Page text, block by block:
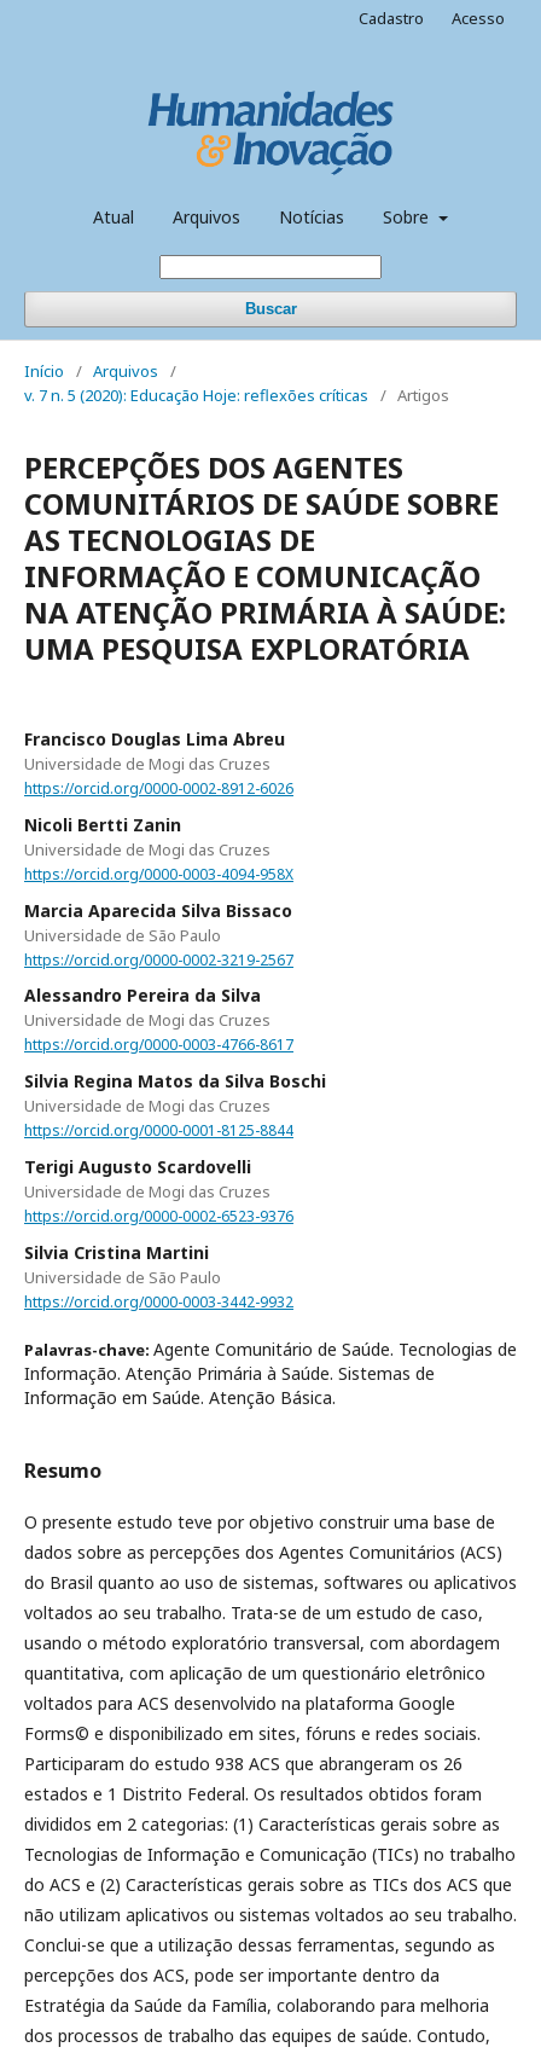
Atual Arquivos Notícias Sobre
Buscar
Cadastro Acesso
Início / Arquivos
/
v. 7 n. 5 (2020): Educação Hoje: reflexões críticas
/ Artigos
PERCEPÇÕES DOS AGENTES
COMUNITÁRIOS DE SAÚDE SOBRE
AS TECNOLOGIAS DE
INFORMAÇÃO E COMUNICAÇÃO
NA ATENÇÃO PRIMÁRIA À SAÚDE:
UMA PESQUISA EXPLORATÓRIA
Francisco Douglas Lima Abreu
Universidade de Mogi das Cruzes
https://orcid.org/0000-0002-8912-6026
Nicoli Bertti Zanin
Universidade de Mogi das Cruzes
https://orcid.org/0000-0003-4094-958X
Marcia Aparecida Silva Bissaco
Universidade de São Paulo
https://orcid.org/0000-0002-3219-2567
Alessandro Pereira da Silva
Universidade de Mogi das Cruzes
https://orcid.org/0000-0003-4766-8617
Silvia Regina Matos da Silva Boschi
Universidade de Mogi das Cruzes
https://orcid.org/0000-0001-8125-8844
Terigi Augusto Scardovelli
Universidade de Mogi das Cruzes
https://orcid.org/0000-0002-6523-9376
Silvia Cristina Martini
Universidade de São Paulo
https://orcid.org/0000-0003-3442-9932
Palavras-chave: Agente Comunitário de Saúde. Tecnologias de
Informação. Atenção Primária à Saúde. Sistemas de
Informação em Saúde. Atenção Básica.
Resumo
O presente estudo teve por objetivo construir uma base de
dados sobre as percepções dos Agentes Comunitários (ACS)
do Brasil quanto ao uso de sistemas, softwares ou aplicativos
voltados ao seu trabalho. Trata-se de um estudo de caso,
usando o método exploratório transversal, com abordagem
quantitativa, com aplicação de um questionário eletrônico
voltados para ACS desenvolvido na plataforma Google
Forms© e disponibilizado em sites, fóruns e redes sociais.
Participaram do estudo 938 ACS que abrangeram os 26
estados e 1 Distrito Federal. Os resultados obtidos foram
divididos em 2 categorias: (1) Características gerais sobre as
Tecnologias de Informação e Comunicação (TICs) no trabalho
do ACS e (2) Características gerais sobre as TICs dos ACS que
não utilizam aplicativos ou sistemas voltados ao seu trabalho.
Conclui-se que a utilização dessas ferramentas, segundo as
percepções dos ACS, pode ser importante dentro da
Estratégia da Saúde da Família, colaborando para melhoria
dos processos de trabalho das equipes de saúde. Contudo,